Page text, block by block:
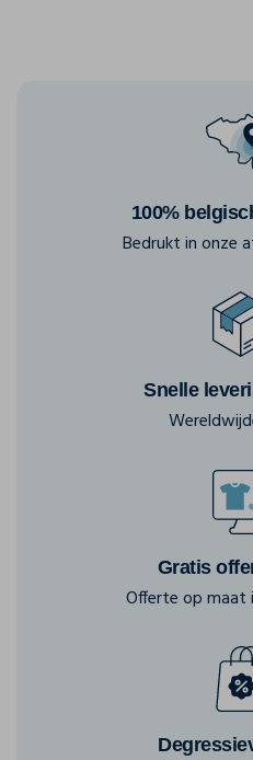
100%
Bedrukt in onze
Snelle
Gratis
Offerte op maat